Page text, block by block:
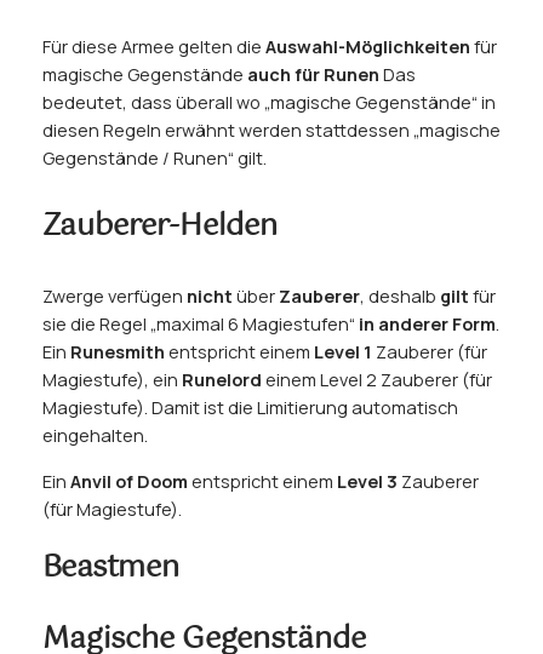
Für diese Armee gelten die Auswahl-Möglichkeiten für
magische Gegenstände auch für Runen Das
bedeutet, dass überall wo „magische Gegenstände“ in
diesen Regeln erwähnt werden stattdessen „magische
Gegenstände / Runen“ gilt.
Zauberer-Helden
Zwerge verfügen nicht über Zauberer, deshalb gilt für
sie die Regel „maximal 6 Magiestufen“ in anderer Form.
Ein Runesmith entspricht einem Level 1 Zauberer (für
Magiestufe), ein Runelord einem Level 2 Zauberer (für
Magiestufe). Damit ist die Limitierung automatisch
eingehalten.
Ein Anvil of Doom entspricht einem Level 3 Zauberer
(für Magiestufe).
Beastmen
Magische Gegenstände